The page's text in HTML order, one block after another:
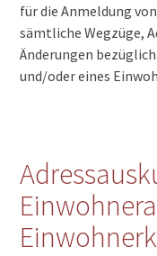
für die Anmeldung
sämtliche Wegzüge,
Änderungen
und/oder eines